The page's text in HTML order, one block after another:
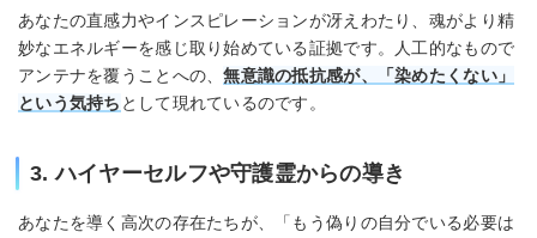
あなたの直感力やインスピレーションが冴えわたり、魂がより精
妙なエネルギーを感じ取り始めている証拠です。人工的なもので
アンテナを覆うことへの、無意識の抵抗感が、「染めたくない」
という気持ち として現れているのです。
3. ハイヤーセルフや守護霊からの導き
あなたを導く高次の存在たちが、「もう偽りの自分でいる必要は